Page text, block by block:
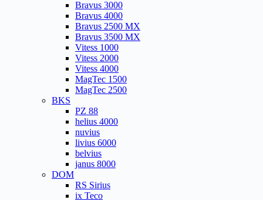
Bravus 3000
Bravus 4000
Bravus 2500 MX
Bravus 3500 MX
Vitess 1000
Vitess 2000
Vitess 4000
MagTec 1500
MagTec 2500
BKS
PZ 88
helius 4000
nuvius
livius 6000
belvius
janus 8000
DOM
RS Sirius
ix Teco